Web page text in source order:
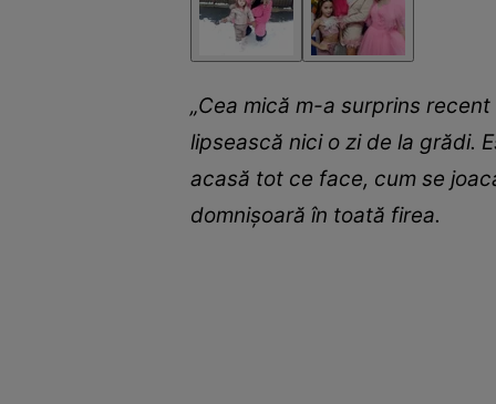
„Cea mică m-a surprins
lipsească nici o zi de la grădi.
acasă tot ce face, cum se
domnișoară în toată firea.